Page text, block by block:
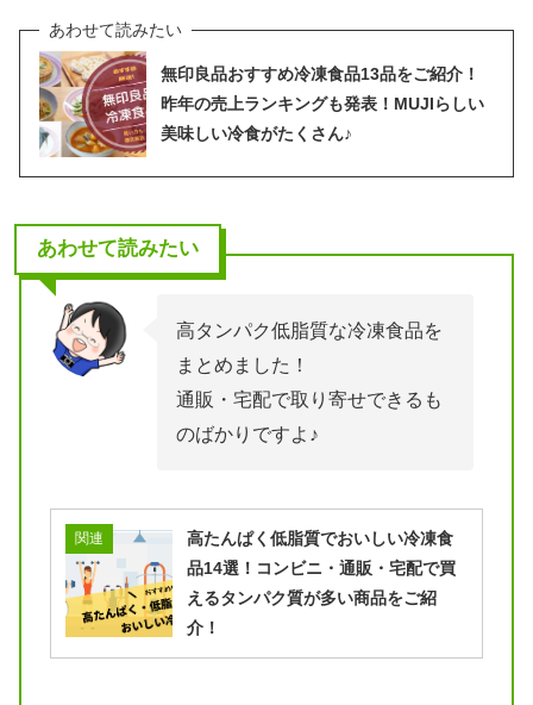
無印良品おすすめ冷凍食品13品をご紹介！
昨年の売上ランキングも発表！MUJIらしい
美味しい冷食がたくさん♪
あわせて読みたい
高タンパク低脂質な冷凍食品を
まとめました！
通販・宅配で取り寄せできるも
のばかりですよ♪
関連
高たんぱく低脂質でおいしい冷凍食
品14選！コンビニ・通販・宅配で買
えるタンパク質が多い商品をご紹
介！